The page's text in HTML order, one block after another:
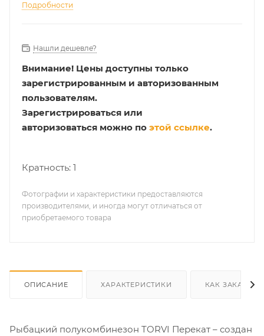
Подробности
Нашли дешевле?
Внимание! Цены доступны только
зарегистрированным и авторизованным
пользователям.
Зарегистрироваться или
авторизоваться можно по этой ссылке.
Кратность: 1
Фотографии и характеристики предоставляются
производителями, и иногда могут отличаться от
приобретаемого товара
ОПИСАНИЕ ХАРАКТЕРИСТИКИ КАК ЗАКАЗАТЬ
Рыбацкий полукомбинезон TORVI Перекат – создан